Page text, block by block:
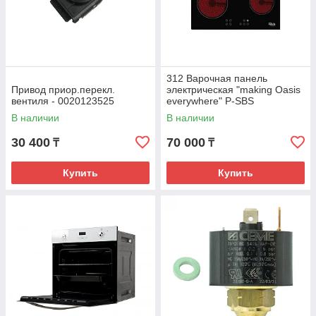
Привод приор.перекл.
вентиля - 0020123525
В наличии
30 400 ₸
Купить
312 Варочная панель
электрическая "making Oasis
everywhere" P-SBS
В наличии
70 000 ₸
Купить